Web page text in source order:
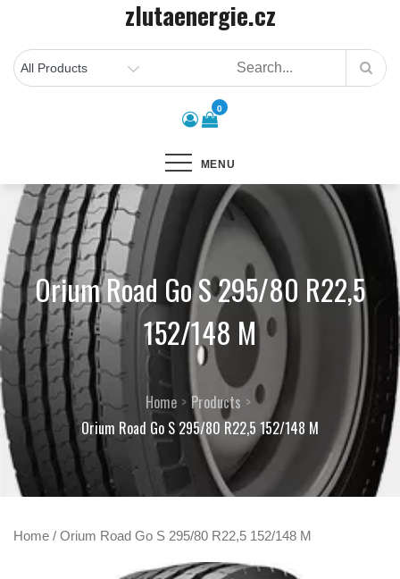
content
zlutaenergie.cz
0
MENU
Orium Road Go S 295/80 R22,5
152/148 M
Home
Products
Orium Road Go S 295/80 R22,5 152/148 M
Home / Orium Road Go S 295/80 R22,5 152/148 M